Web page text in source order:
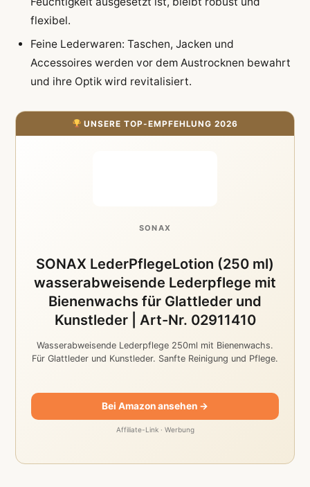
flexibel.
Feine Lederwaren: Taschen, Jacken und
Accessoires werden vor dem Austrocknen bewahrt
und ihre Optik wird revitalisiert.
UNSERE TOP-EMPFEHLUNG 2026
SONAX
SONAX LederPflegeLotion (250 ml)
wasserabweisende Lederpflege mit
Bienenwachs für Glattleder und
Kunstleder | Art-Nr. 02911410
Wasserabweisende Lederpflege 250ml mit Bienenwachs.
Für Glattleder und Kunstleder. Sanfte Reinigung und Pflege.
Bei Amazon ansehen →
Affiliate-Link · Werbung